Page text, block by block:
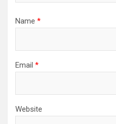
Name *
Email *
Website